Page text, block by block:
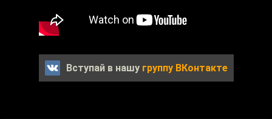
Вступай в нашу группу ВКонтакте